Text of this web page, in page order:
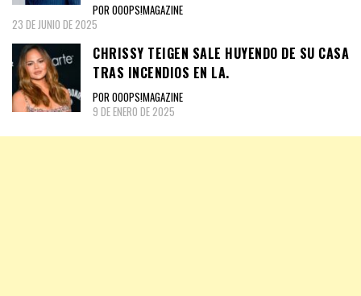
POR OOOPS!MAGAZINE
23 DE JUNIO DE 2025
CHRISSY TEIGEN SALE HUYENDO DE SU CASA
TRAS INCENDIOS EN LA.
POR OOOPS!MAGAZINE
9 DE ENERO DE 2025